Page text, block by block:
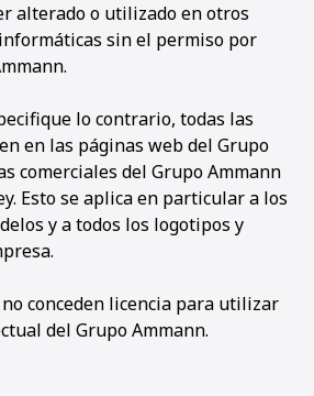
alterado o utilizado en otros
sin el permiso por
lo contrario, todas las
en las páginas web del Grupo
comerciales del Grupo Ammann
Esto se aplica en particular a los
y a todos los logotipos y
conceden licencia para utilizar
del Grupo Ammann.